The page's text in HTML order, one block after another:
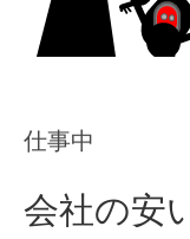
仕事中
会社の安